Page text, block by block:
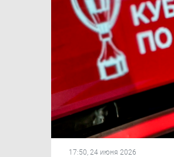
17:50, 24 июня 2026